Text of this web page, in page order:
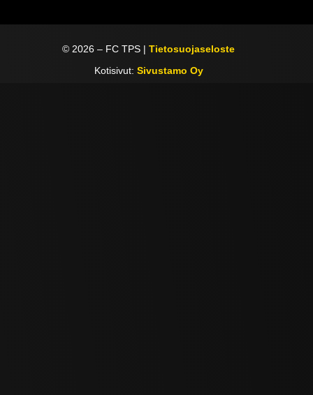
©2026 – FC TPS |Tietosuojaseloste
Kotisivut: Sivustamo Oy